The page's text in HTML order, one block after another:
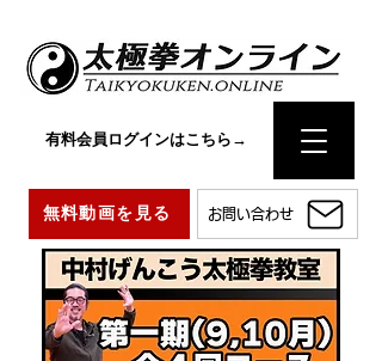
お問い合わせ
無料動画を見る
有料会員ログインはこちら→